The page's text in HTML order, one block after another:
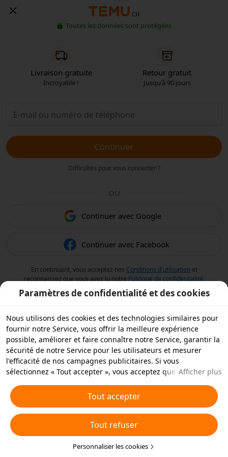
CH
Toutes les données sont protégées
Livraison gratuite
Incroyable !
Retour gratuit
Jusqu'à 90 jours
Continuer
Difficultés pour vous connecter ?
OU
Continuer avec Google
Continuer avec Facebook
En continuant, vous acceptez nos Conditions d'utilisation et
reconnaissez que vous avez lu notre Politique de confidentialité.
Paramètres de confidentialité et des cookies
Nous utilisons des cookies et des technologies similaires pour
fournir notre Service, vous offrir la meilleure expérience
possible, améliorer et faire connaître notre Service, garantir la
sécurité de notre Service pour les utilisateurs et mesurer
l'efficacité de nos campagnes publicitaires. Si vous
sélectionnez « Tout accepter », vous acceptez que nous et nos
similaires sur votre appareil à des fins publicitaires. Vous
pouvez aussi « rejeter tous » les cookies non essentiels ou
choisir les types de cookies que vous souhaitez accepter ou
rejeter à tout moment dans vos paramètres de confidentialité
ou en cliquant sur « Personnaliser les cookies » ci-dessous.
Pour plus de détails, consultez notrePolitique relative aux
Afficher plus
Tout accepter
Tout refuser
Personnaliser les cookies